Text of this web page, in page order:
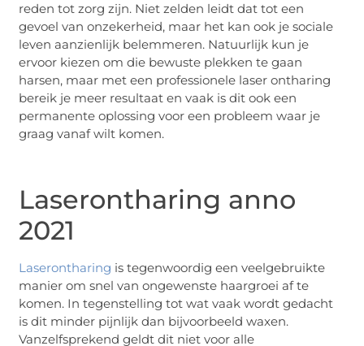
reden tot zorg zijn. Niet zelden leidt dat tot een
gevoel van onzekerheid, maar het kan ook je sociale
leven aanzienlijk belemmeren. Natuurlijk kun je
ervoor kiezen om die bewuste plekken te gaan
harsen, maar met een professionele laser ontharing
bereik je meer resultaat en vaak is dit ook een
permanente oplossing voor een probleem waar je
graag vanaf wilt komen.
Laserontharing anno
2021
Laserontharing is tegenwoordig een veelgebruikte
manier om snel van ongewenste haargroei af te
komen. In tegenstelling tot wat vaak wordt gedacht
is dit minder pijnlijk dan bijvoorbeeld waxen.
Vanzelfsprekend geldt dit niet voor alle